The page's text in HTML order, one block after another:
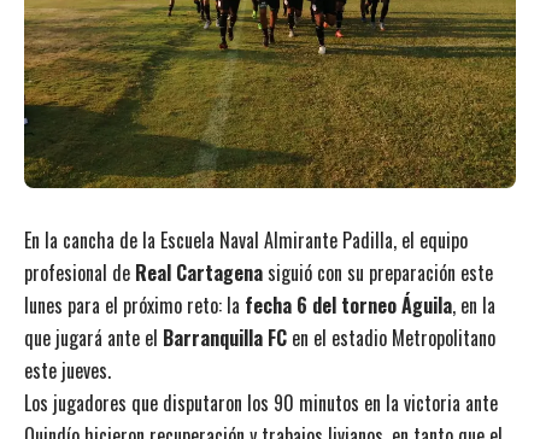
En la cancha de la Escuela Naval Almirante Padilla, el equipo
profesional de Real Cartagenasiguió con su preparación este
lunes para el próximo reto: la fecha 6 del torneo Águila, en la
que jugará ante el Barranquilla FC en el estadio Metropolitano
este jueves.
Los jugadores que disputaron los 90 minutos en la victoria ante